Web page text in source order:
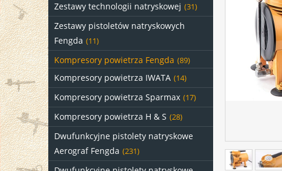
Zestawy technologii natryskowej (31)
Zestawy pistoletów natryskowych
Fengda (11)
Kompresory powietrza Fengda (89)
Kompresory powietrza IWATA (14)
Kompresory powietrza Sparmax (17)
Kompresory powietrza H & S (28)
Dwufunkcyjne pistolety natryskowe
Aerograf Fengda (231)